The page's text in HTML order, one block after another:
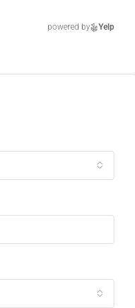
powered by Yelp